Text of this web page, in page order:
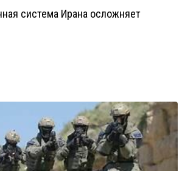
система Ирана осложняет